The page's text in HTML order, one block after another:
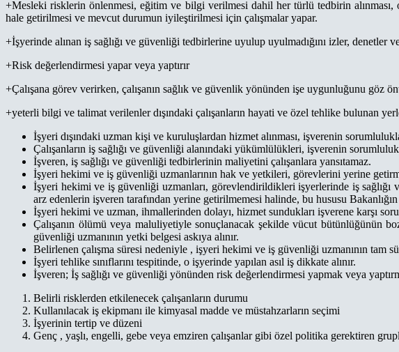
+Mesleki risklerin önlenmesi, eğitim ve bilgi verilmesi dahil her türlü tedbirin alınması,
hale getirilmesi ve mevcut durumun iyileştirilmesi için çalışmalar yapar.
+İşyerinde alınan iş sağlığı ve güvenliği tedbirlerine uyulup uyulmadığını izler, denetler
+Risk değerlendirmesi yapar veya yaptırır
+Çalışana görev verirken, çalışanın sağlık ve güvenlik yönünden işe uygunluğunu göz
+yeterli bilgi ve talimat verilenler dışındaki çalışanların hayati ve özel tehlike bulunan
İşyeri dışındaki uzman kişi ve kuruluşlardan hizmet alınması, işverenin
Çalışanların iş sağlığı ve güvenliği alanındaki yükümlülükleri, işverenin
İşveren, iş sağlığı ve güvenliği tedbirlerinin maliyetini çalışanlara yansıtamaz.
İşyeri hekimi ve iş güvenliği uzmanlarının hak ve yetkileri, görevlerini yerine
İşyeri hekimi ve iş güvenliği uzmanları, görevlendirildikleri işyerlerinde iş
arz edenlerin işveren tarafından yerine getirilmemesi halinde, bu hususu
İşyeri hekimi ve uzman, ihmallerinden dolayı, hizmet sundukları işverene karşı
Çalışanın ölümü veya maluliyetiyle sonuçlanacak şekilde vücut bütünlüğünün
güvenliği uzmanının yetki belgesi askıya alınır.
Belirlenen çalışma süresi nedeniyle , işyeri hekimi ve iş güvenliği uzmanının
İşyeri tehlike sınıflarını tespitinde, o işyerinde yapılan asıl iş dikkate alınır.
İşveren; İş sağlığı ve güvenliği yönünden risk değerlendirmesi yapmak veya
Belirli risklerden etkilenecek çalışanların durumu
Kullanılacak iş ekipmanı ile kimyasal madde ve müstahzarların seçimi
İşyerinin tertip ve düzeni
Genç , yaşlı, engelli, gebe veya emziren çalışanlar gibi özel politika gerektiren